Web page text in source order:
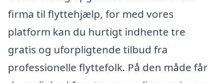
firma til flyttehjælp, for med vores
platform kan du hurtigt indhente tre
gratis og uforpligtende tilbud fra
professionelle flyttefolk. På den måde får